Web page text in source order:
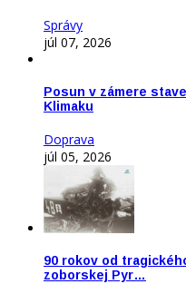
Správy
júl 07, 2026
Posun v zámere
Klimaku
Doprava
júl 05, 2026
90 rokov od
zoborskej Pyr…